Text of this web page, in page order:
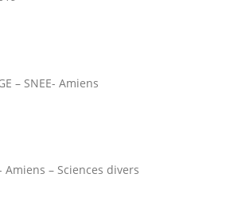
– SNEE- Amiens
Amiens – Sciences divers